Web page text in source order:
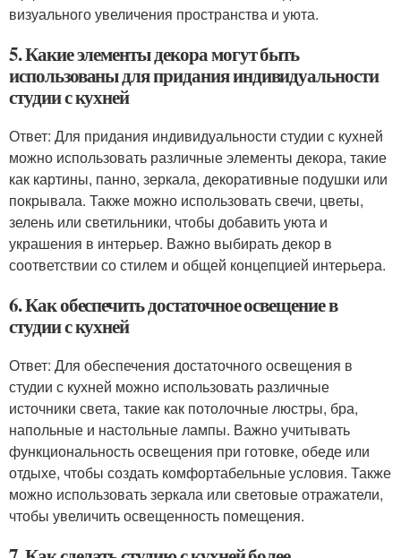
визуального увеличения пространства и уюта.
5. Какие элементы декора могут быть
использованы для придания индивидуальности
студии с кухней
Ответ: Для придания индивидуальности студии с кухней
можно использовать различные элементы декора, такие
как картины, панно, зеркала, декоративные подушки или
покрывала. Также можно использовать свечи, цветы,
зелень или светильники, чтобы добавить уюта и
украшения в интерьер. Важно выбирать декор в
соответствии со стилем и общей концепцией интерьера.
6. Как обеспечить достаточное освещение в
студии с кухней
Ответ: Для обеспечения достаточного освещения в
студии с кухней можно использовать различные
источники света, такие как потолочные люстры, бра,
напольные и настольные лампы. Важно учитывать
функциональность освещения при готовке, обеде или
отдыхе, чтобы создать комфортабельные условия. Также
можно использовать зеркала или световые отражатели,
чтобы увеличить освещенность помещения.